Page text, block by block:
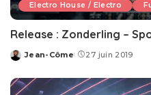
Electro House / Electro
Release : Zonderling –
Posted
Jean-Côme 27 juin 2019